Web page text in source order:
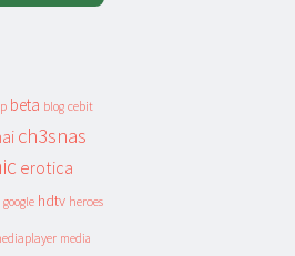
beta blog cebit
ch3snas
erotica
google hdtv heroes
media